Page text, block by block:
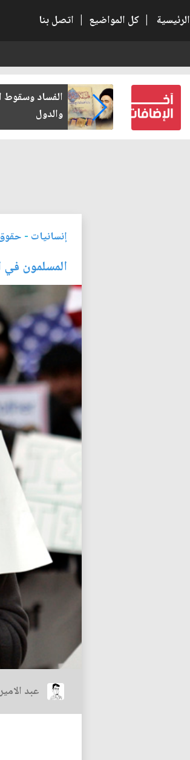
الرئيسية | كل المواضيع | اتصل بنا
كتب لنفسه
الفساد وسقوط
والدول
إنسانيات -
المسلمون في
عبد